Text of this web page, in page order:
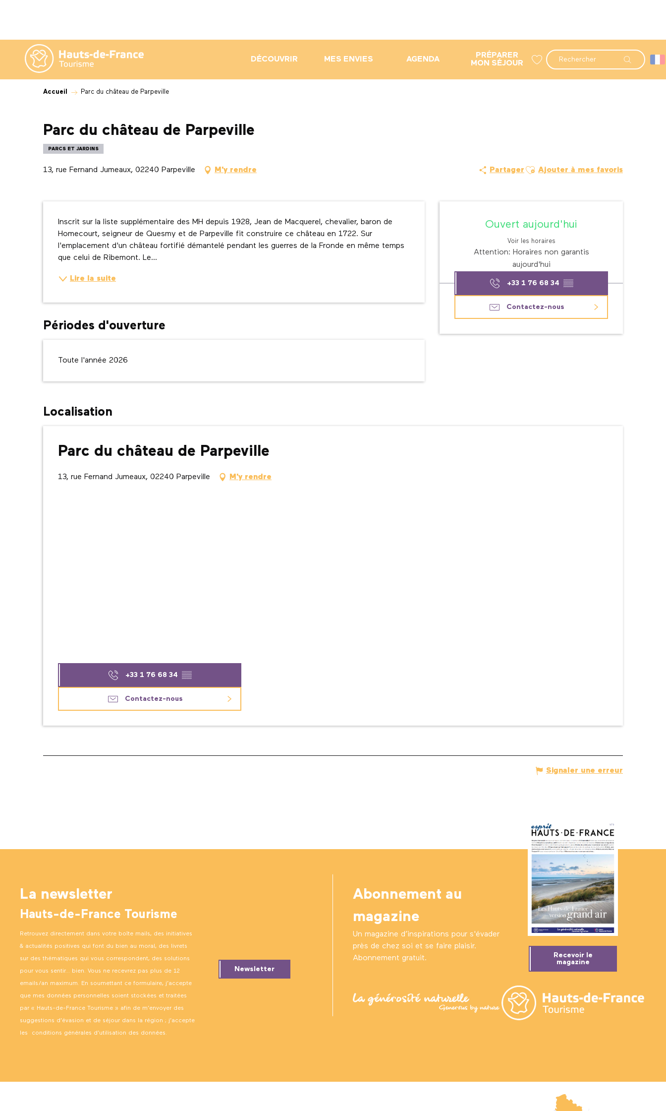
contenu
principal
Recherche
DÉCOUVRIR MES ENVIES AGENDA
PRÉPARER
MON SÉJOUR
Accueil Parc du château de Parpeville
Parc du château de Parpeville
PARCS ET JARDINS
13, rue Fernand Jumeaux, 02240 Parpeville M'y rendre Partager Ajouter aux favoris
Ajouter à mes favoris
Ouverture et
Ouvert aujourd'hui
Voir les horaires
Attention: Horaires non garantis
aujourd'hui
+33 1 76 68 34 ▒▒
Contactez-nous
Description
Inscrit sur la liste supplémentaire des MH depuis 1928, Jean de Macquerel, chevalier, baron de
Homecourt, seigneur de Quesmy et de Parpeville fit construire ce château en 1722. Sur
l'emplacement d'un château fortifié démantelé pendant les guerres de la Fronde en même temps
que celui de Ribemont. Le...
Lire la suite
Périodes d'ouverture
Toute l'année 2026
Localisation
Parc du château de Parpeville
13, rue Fernand Jumeaux, 02240 Parpeville M'y rendre
+33 1 76 68 34 ▒▒
Contactez-nous
Signaler une erreur
La newsletter
Hauts-de-France Tourisme
Retrouvez directement dans votre boîte mails, des initiatives
& actualités positives qui font du bien au moral, des livrets
sur des thématiques qui vous correspondent, des solutions
pour vous sentir… bien. Vous ne recevrez pas plus de 12
emails/an maximum. En soumettant ce formulaire, j’accepte
que mes données personnelles soient stockées et traitées
par « Hauts-de-France Tourisme » afin de m’envoyer des
suggestions d’évasion et de séjour dans la région ; j’accepte
les conditions générales d’utilisation des données.
Newsletter
Abonnement au
magazine
Un magazine d’inspirations pour s'évader
près de chez soi et se faire plaisir.
Abonnement gratuit.
Recevoir le
magazine